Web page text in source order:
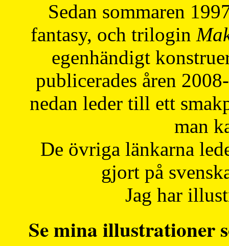
Sedan sommaren
fantasy, och trilogin
egenhändigt
publicerades åren
nedan leder till ett
man
De övriga länkarna
gjort på
Jag har
Se mina illustrationer